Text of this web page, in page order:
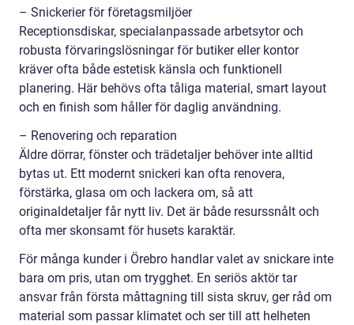
– Snickerier för företagsmiljöer
Receptionsdiskar, specialanpassade arbetsytor och
robusta förvaringslösningar för butiker eller kontor
kräver ofta både estetisk känsla och funktionell
planering. Här behövs ofta tåliga material, smart layout
och en finish som håller för daglig användning.
– Renovering och reparation
Äldre dörrar, fönster och trädetaljer behöver inte alltid
bytas ut. Ett modernt snickeri kan ofta renovera,
förstärka, glasa om och lackera om, så att
originaldetaljer får nytt liv. Det är både resurssnålt och
ofta mer skonsamt för husets karaktär.
För många kunder i Örebro handlar valet av snickare inte
bara om pris, utan om trygghet. En seriös aktör tar
ansvar från första måttagning till sista skruv, ger råd om
material som passar klimatet och ser till att helheten